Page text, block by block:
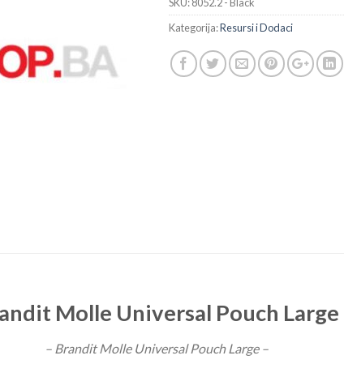
SKU:8052.2 - Black
Kategorija:Resursi i Dodaci
Molle Universal Pouch Large
– Brandit Molle Universal Pouch Large –